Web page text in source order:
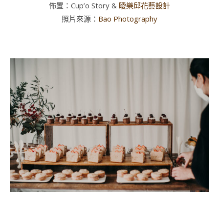
佈置：Cup’o Story & 曖樂邱花藝設計
照片來源： Bao Photography